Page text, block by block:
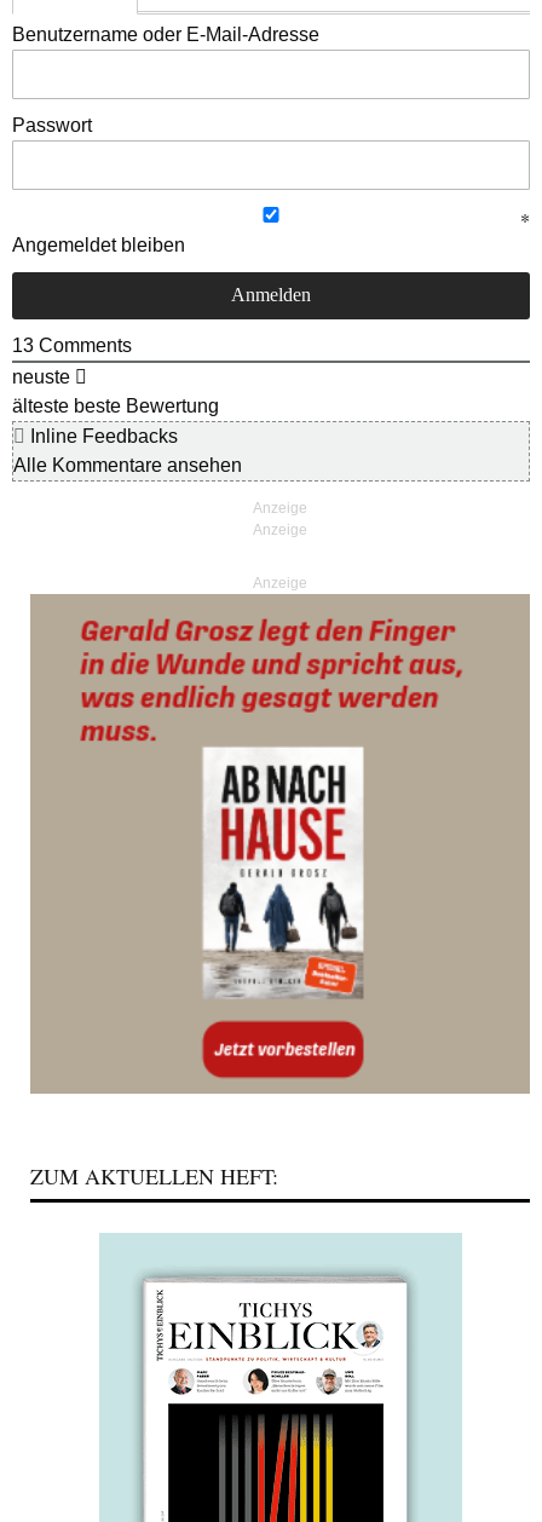
Benutzername oder E-Mail-Adresse
Passwort
Angemeldet bleiben
13 Comments
neuste
älteste beste Bewertung
Inline Feedbacks
Alle Kommentare ansehen
Anzeige
ZUM AKTUELLEN HEFT: